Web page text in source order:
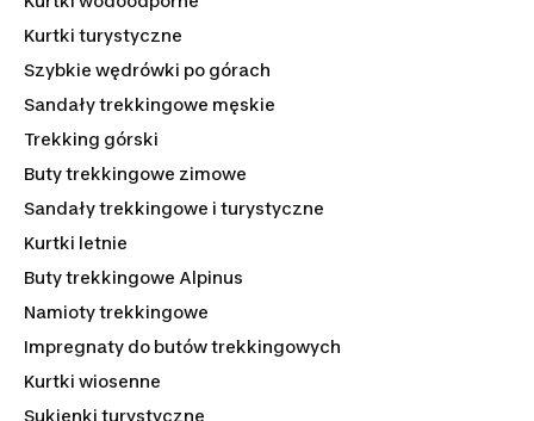
Kurtki turystyczne
Szybkie wędrówki po górach
Sandały trekkingowe męskie
Trekking górski
Buty trekkingowe zimowe
Sandały trekkingowe i turystyczne
Kurtki letnie
Buty trekkingowe Alpinus
Namioty trekkingowe
Impregnaty do butów trekkingowych
Kurtki wiosenne
Sukienki turystyczne